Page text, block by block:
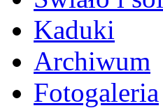
Kaduki
Archiwum
Fotogaleria